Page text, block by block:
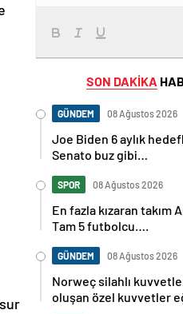
SON DAKİKA
GÜNDEM 08 Ağustos 2026
Joe Biden 6 aylık
Senato buz gibi…
SPOR 08 Ağustos 2026
En fazla kızaran takım
Tam 5 futbolcu….
GÜNDEM 08 Ağustos 2026
Norweç silahlı
oluşan özel kuvvetler